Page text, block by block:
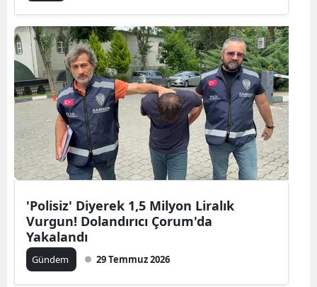
'Polisiz' Diyerek 1,5 Milyon Liralık
Vurgun! Dolandırıcı Çorum'da
Yakalandı
Gündem 29 Temmuz 2026